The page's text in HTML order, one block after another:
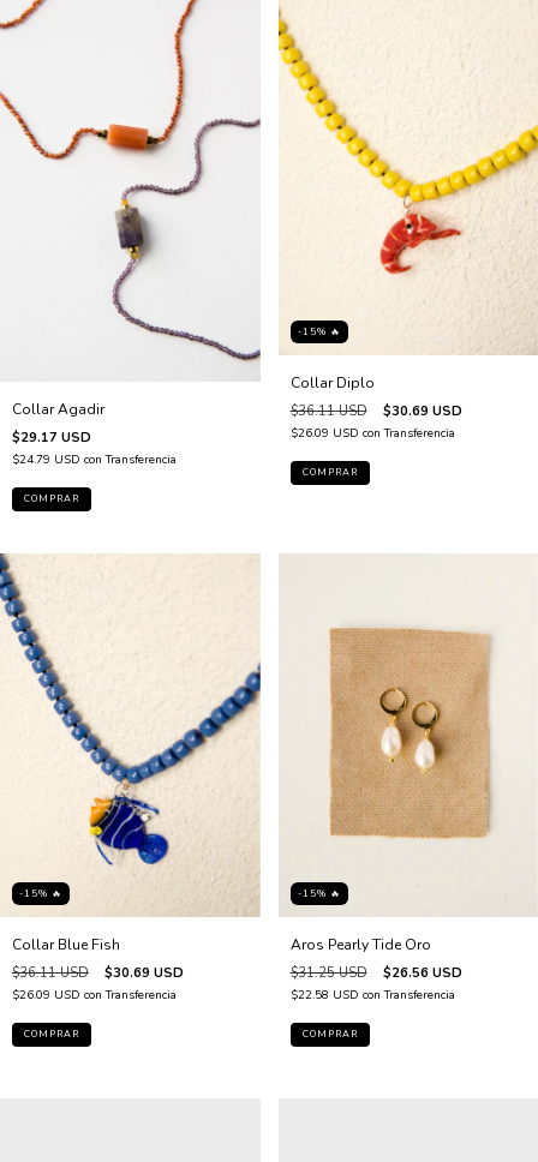
Collar Agadir
$29.17 USD
$24.79 USD con Transferencia
COMPRAR
-15% 🔥
Collar Diplo
$36.11 USD $30.69 USD
$26.09 USD con Transferencia
-15% 🔥
Collar Blue Fish
$36.11 USD $30.69 USD
$26.09 USD con Transferencia
-15% 🔥
Aros Pearly Tide Oro
$31.25 USD $26.56 USD
$22.58 USD con Transferencia